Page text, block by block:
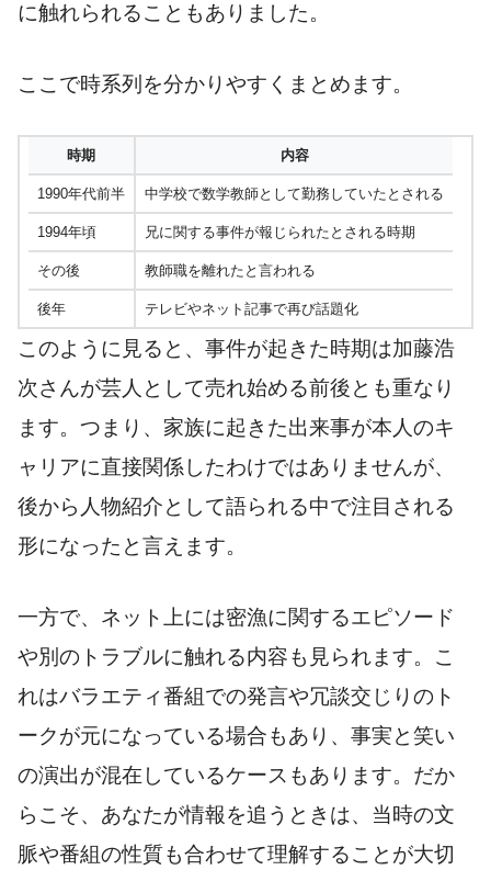
に触れられることもありました。
ここで時系列を分かりやすくまとめます。
時期 内容
1990年代前半 中学校で数学教師として勤務していたとされる
1994年頃 兄に関する事件が報じられたとされる時期
その後 教師職を離れたと言われる
後年 テレビやネット記事で再び話題化
このように見ると、事件が起きた時期は加藤浩
次さんが芸人として売れ始める前後とも重なり
ます。つまり、家族に起きた出来事が本人のキ
ャリアに直接関係したわけではありませんが、
後から人物紹介として語られる中で注目される
形になったと言えます。
一方で、ネット上には密漁に関するエピソード
や別のトラブルに触れる内容も見られます。こ
れはバラエティ番組での発言や冗談交じりのト
ークが元になっている場合もあり、事実と笑い
の演出が混在しているケースもあります。だか
らこそ、あなたが情報を追うときは、当時の文
脈や番組の性質も合わせて理解することが大切